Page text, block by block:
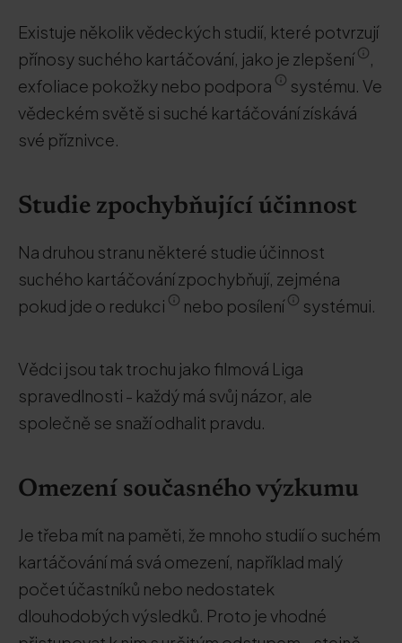
Existuje několik vědeckých studií, které potvrzují
přínosy suchého kartáčování, jako je zlepšení
,
exfoliace pokožky nebo podpora
systému. Ve
vědeckém světě si suché kartáčování získává
své příznivce.
Studie zpochybňující účinnost
Na druhou stranu některé studie účinnost
suchého kartáčování zpochybňují, zejména
pokud jde o redukci
nebo posílení systémui.
Vědci jsou tak trochu jako filmová Liga
spravedlnosti - každý má svůj názor, ale
společně se snaží odhalit pravdu.
Omezení současného výzkumu
Je třeba mít na paměti, že mnoho studií o suchém
kartáčování má svá omezení, například malý
počet účastníků nebo nedostatek
dlouhodobých výsledků. Proto je vhodné